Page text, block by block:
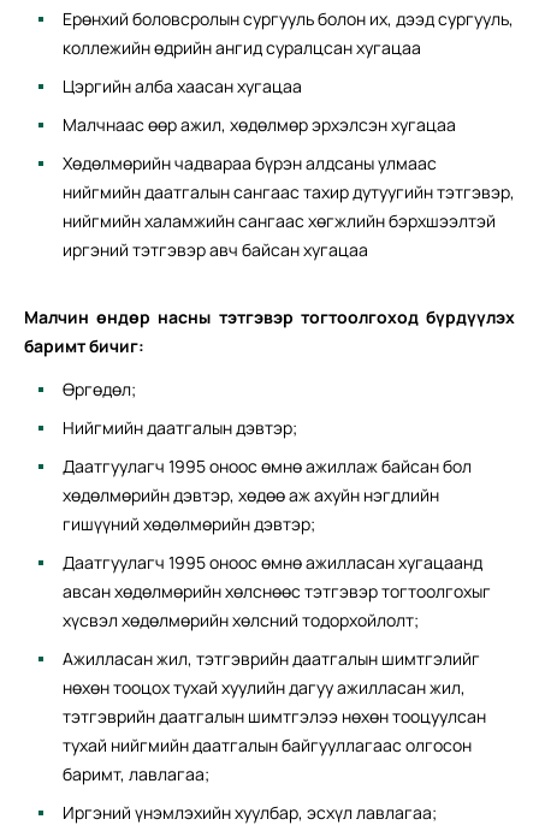
Ерөнхий боловсролын сургууль болон их, дээд сургууль,
коллежийн өдрийн ангид суралцсан хугацаа
Цэргийн алба хаасан хугацаа
Малчнаас өөр ажил, хөдөлмөр эрхэлсэн хугацаа
Хөдөлмөрийн чадвараа бүрэн алдсаны улмаас
нийгмийн даатгалын сангаас тахир дутуугийн тэтгэвэр,
нийгмийн халамжийн сангаас хөгжлийн бэрхшээлтэй
иргэний тэтгэвэр авч байсан хугацаа
Малчин өндөр насны тэтгэвэр тогтоолгоход бүрдүүлэх
баримт бичиг:
Өргөдөл;
Нийгмийн даатгалын дэвтэр;
Даатгуулагч 1995 оноос өмнө ажиллаж байсан бол
хөдөлмөрийн дэвтэр, хөдөө аж ахуйн нэгдлийн
гишүүний хөдөлмөрийн дэвтэр;
Даатгуулагч 1995 оноос өмнө ажилласан хугацаанд
авсан хөдөлмөрийн хөлснөөс тэтгэвэр тогтоолгохыг
хүсвэл хөдөлмөрийн хөлсний тодорхойлолт;
Ажилласан жил, тэтгэврийн даатгалын шимтгэлийг
нөхөн тооцох тухай хуулийн дагуу ажилласан жил,
тэтгэврийн даатгалын шимтгэлээ нөхөн тооцуулсан
тухай нийгмийн даатгалын байгууллагаас олгосон
баримт, лавлагаа;
Иргэний үнэмлэхийн хуулбар, эсхүл лавлагаа;